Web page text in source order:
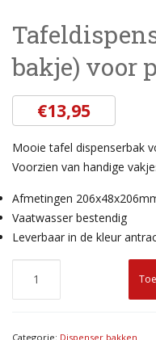
bakje) voor
€13,95
Mooie tafel dispenserbak
Voorzien van handige
Afmetingen
Vaatwasser bestendig
Leverbaar in de kleur
Categorie: Dispenser bakken